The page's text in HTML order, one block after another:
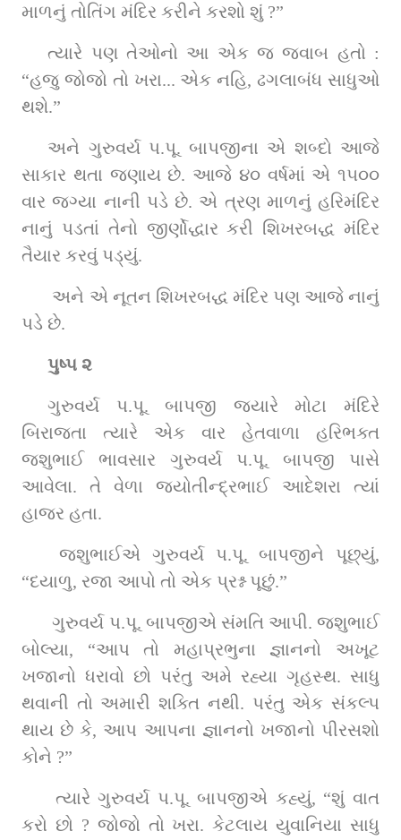
માળનું તોતિંગ મંદિર કરીને કરશો શું ?”
ત્યારે પણ તેઓનો આ એક જ જવાબ હતો :
“હજુ જોજો તો ખરા... એક નહિ, ઢગલાબંધ સાધુઓ
થશે.”
અને ગુરુવર્ય પ.પૂ. બાપજીના એ શબ્દો આજે
સાકાર થતા જણાય છે. આજે ૪૦ વર્ષમાં એ ૧૫૦૦
વાર જગ્યા નાની પડે છે. એ ત્રણ માળનું હરિમંદિર
નાનું પડતાં તેનો જીર્ણોદ્ધાર કરી શિખરબદ્ધ મંદિર
તૈયાર કરવું પડ્યું.
પડે છે.
પુષ્પ ૨
ગુરુવર્ય પ.પૂ. બાપજી જ્યારે મોટા મંદિરે
બિરાજતા ત્યારે એક વાર હેતવાળા હરિભક્ત
જશુભાઈ ભાવસાર ગુરુવર્ય પ.પૂ. બાપજી પાસે
આવેલા. તે વેળા જ્યોતીન્દ્રભાઈ આદેશરા ત્યાં
હાજર હતા.
“દયાળુ, રજા આપો તો એક પ્રશ્ન પૂછું.”
બોલ્યા, “આપ તો મહાપ્રભુના જ્ઞાનનો અખૂટ
ખજાનો ધરાવો છો પરંતુ અમે રહ્યા ગૃહસ્થ. સાધુ
થવાની તો અમારી શક્તિ નથી. પરંતુ એક સંકલ્પ
થાય છે કે, આપ આપના જ્ઞાનનો ખજાનો પીરસશો
કોને ?”
કરો છો ? જોજો તો ખરા. કેટલાય યુવાનિયા સાધુ